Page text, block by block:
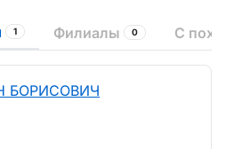
1 Филиалы 0 С
БОРИСОВИЧ